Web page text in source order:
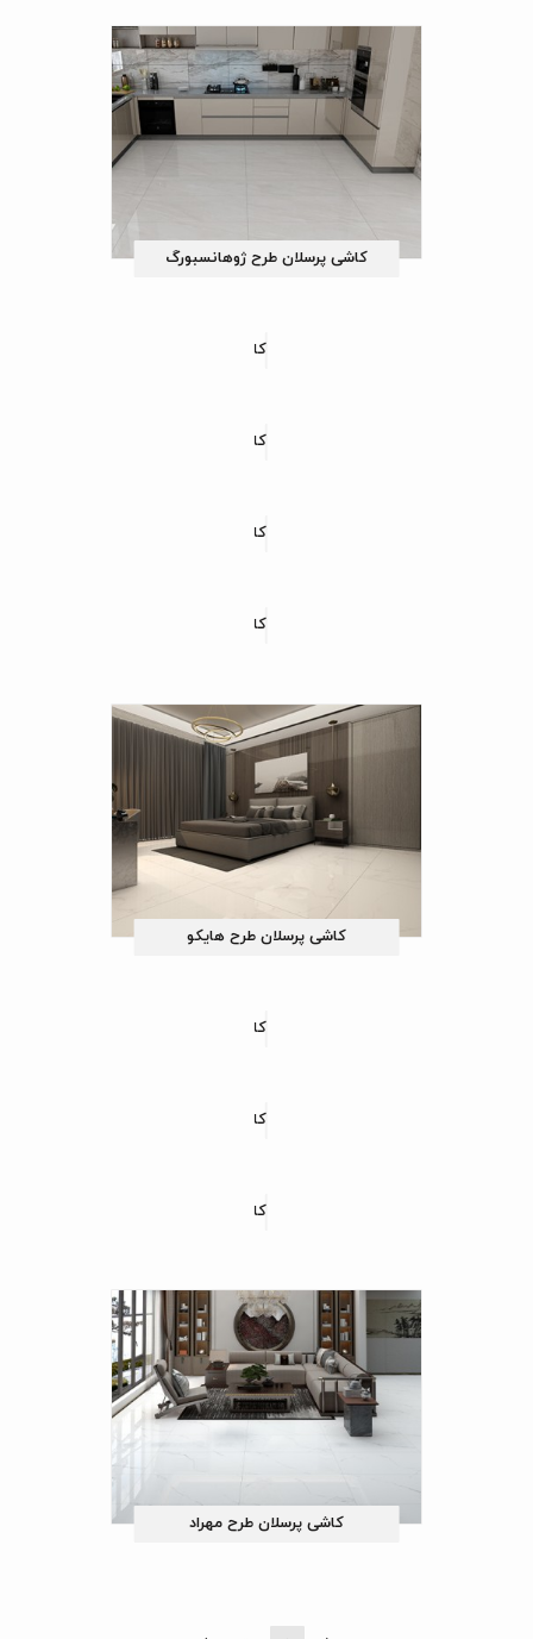
کاشی پرسلان طرح ژوهانسبورگ
کاشی پرسلان طرح مارگارت
کاشی پرسلان طرح دایان
کاشی پرسلان طرح پیترا
کاشی پرسلان طرح لوسینی
کاشی پرسلان طرح هایکو
کاشی پرسلان طرح رزمینا
کاشی پرسلان طرح انزو
کاشی پرسلان طرح هیراژ
کاشی پرسلان طرح مهراد